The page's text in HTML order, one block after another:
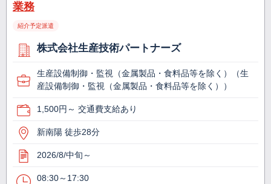
業務
紹介予定派遣
株式会社生産技術パートナーズ
生産設備制御・監視（金属製品・食料品等を除く）（生
産設備制御・監視（金属製品・食料品等を除く））
1,500円～ 交通費支給あり
新南陽 徒歩28分
2026/8/中旬～
08:30～17:30